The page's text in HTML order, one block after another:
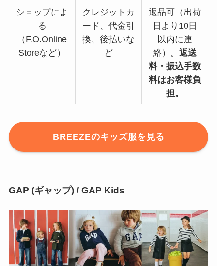
ショップによ
る
（F.O.Online
Storeなど）
クレジットカ
ード、代金引
換、後払いな
ど
返品可（出荷
日より10日
以内に連
絡）。 返送
料・振込手数
料はお客様負
担。
BREEZEのキッズ服を見る
GAP (ギャップ) / GAP Kids